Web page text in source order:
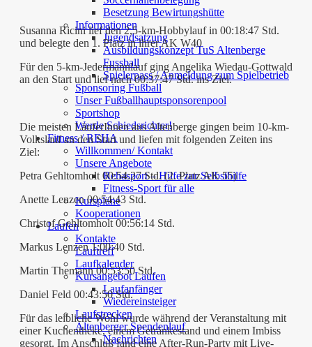
Besetzung Bewirtungshütte
Informationen
Jugendsatzung
Ausbildungskonzept TuS Altenberge
Fussball
Spielerpass / Anmeldung zum Spielbetrieb
Sponsoring Fußball
Unser Fußballhauptsponsorenpool
Sportshop
Werde Schiedsrichter!
Fitness / REHA
Willkommen/ Kontakt
Unsere Angebote
Rehasport – Hilfe zur Selbsthilfe
Fitness-Sport für alle
Kurspläne
Kooperationen
Laufen
Kontakte
Lauftreff
Laufkalender
Kursangebot Laufen
Laufanfänger
Wiedereinsteiger
Laufstrecken
Altenberger Spendenlauf
Nachrichten
Susanna Ricini lief den 2,5-km-Hobbylauf in 00:18:47 Std.
und belegte den 1. Platz in ihrer AK W40
Für den 5-km-Jedermannlauf ging Angelika Wiedau-Gottwald
an den Start und lief nach 00:37:47 Std. ins Ziel.
Die meisten LäuferInnen aus Altenberge gingen beim 10-km-
Volkslauf an den Start und liefen mit folgenden Zeiten ins
Ziel:
Petra Gehltomholt 00:54:27 Std. (2. Platz AK 55)
Anette Lenzen 00:54:43 Std.
Christof Gehltomholt 00:56:14 Std.
Markus Lenzen 1:00:40 Std.
Martin Themann 00:53:50 Std.
Daniel Feld 00:43:50 Std.
Für das leibliche Wohl wurde während der Veranstaltung mit
einer Kuchentheke, einem Getränkestand und einem Imbiss
gesorgt. Im Anschluß fand eine After-Run-Party mit Live-